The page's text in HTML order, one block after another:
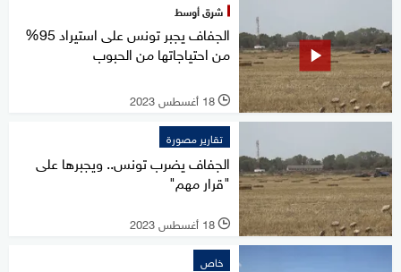
شرق أوسط
الجفاف يجبر تونس على استيراد 95%
من احتياجاتها من الحبوب
l 18 أغسطس 2023
تقارير مصورة
الجفاف يضرب تونس.. ويجبرها على
"قرار مهم"
l 18 أغسطس 2023
خاص